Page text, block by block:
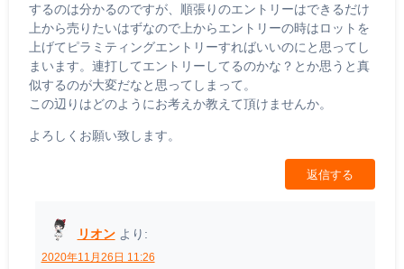
するのは分かるのですが、順張りのエントリーはできるだけ
上から売りたいはずなので上からエントリーの時はロットを
上げてピラミティングエントリーすればいいのにと思ってし
まいます。連打してエントリーしてるのかな？とか思うと真
似するのが大変だなと思ってしまって。
この辺りはどのようにお考えか教えて頂けませんか。
よろしくお願い致します。
返信する
リオン より:
2020年11月26日 11:26